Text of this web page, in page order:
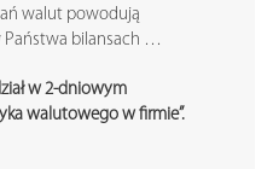
walut powodują
Państwa bilansach …
w 2-dniowym
walutowego w firmie”.